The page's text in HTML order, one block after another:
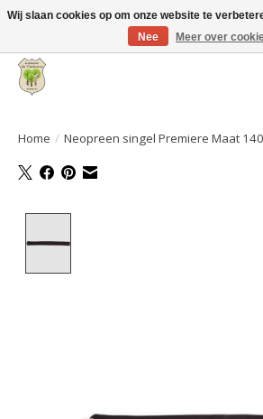
Grote keuze aan producten en snelle verzending!
Home / Neopreen singel Premiere Maat 140
Wij slaan cookies op om onze website te
Nee
Meer over